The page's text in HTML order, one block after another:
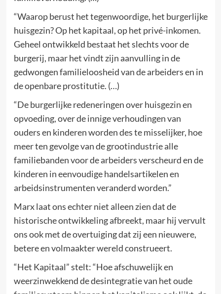
“Waarop berust het tegenwoordige, het burgerlijke
huisgezin? Op het kapitaal, op het privé-inkomen.
Geheel ontwikkeld bestaat het slechts voor de
burgerij, maar het vindt zijn aanvulling in de
gedwongen familieloosheid van de arbeiders en in
de openbare prostitutie. (…)
“De burgerlijke redeneringen over huisgezin en
opvoeding, over de innige verhoudingen van
ouders en kinderen worden des te misselijker, hoe
meer ten gevolge van de grootindustrie alle
familiebanden voor de arbeiders verscheurd en de
kinderen in eenvoudige handelsartikelen en
arbeidsinstrumenten veranderd worden.”
Marx laat ons echter niet alleen zien dat de
historische ontwikkeling afbreekt, maar hij vervult
ons ook met de overtuiging dat zij een nieuwere,
betere en volmaakter wereld construeert.
“Het Kapitaal” stelt: “Hoe afschuwelijk en
weerzinwekkend de desintegratie van het oude